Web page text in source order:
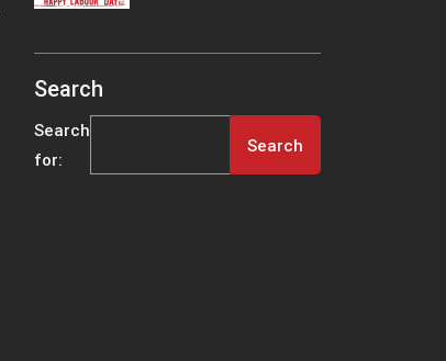
Search
Search
for: